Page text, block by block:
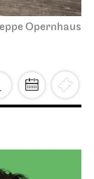
Opernhaus